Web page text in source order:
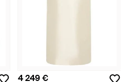
4 249 €